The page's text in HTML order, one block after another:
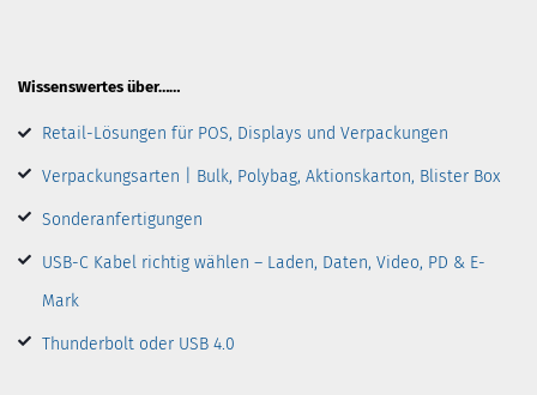
Wissenswertes über……
Retail-Lösungen für POS, Displays und Verpackungen
Verpackungsarten | Bulk, Polybag, Aktionskarton, Blister Box
Sonderanfertigungen
USB-C Kabel richtig wählen – Laden, Daten, Video, PD & E-
Mark
Thunderbolt oder USB 4.0